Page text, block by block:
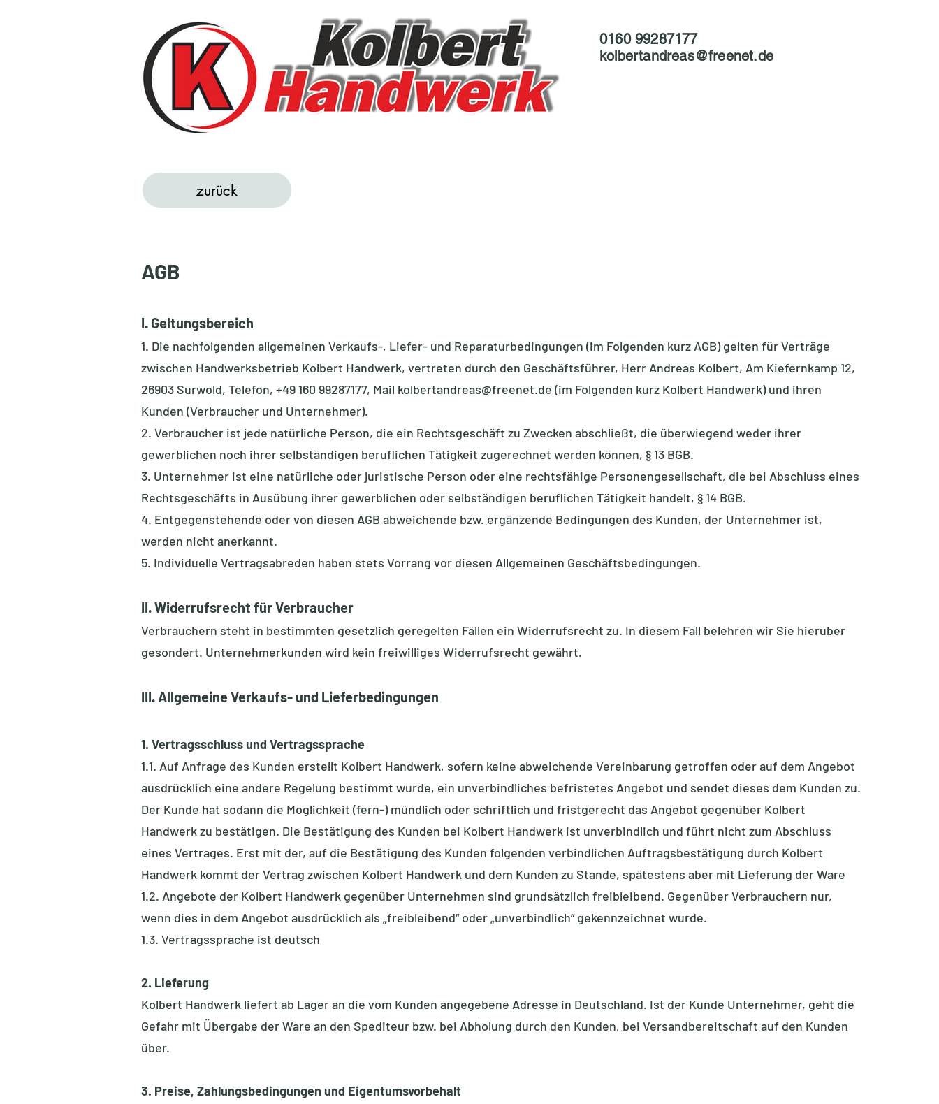
0160 99287177
kolbertandreas@freenet.de
zurück
AGB
I. Geltungsbereich
1. Die nachfolgenden allgemeinen Verkaufs-, Liefer- und Reparaturbedingungen (im Folgenden kurz AGB) gelten für Verträge
zwischen Handwerksbetrieb Kolbert Handwerk, vertreten durch den Geschäftsführer, Herr Andreas Kolbert, Am Kiefernkamp 12,
26903 Surwold, Telefon, +49 160 99287177, Mail kolbertandreas@freenet.de (im Folgenden kurz Kolbert Handwerk) und ihren
Kunden (Verbraucher und Unternehmer).
2. Verbraucher ist jede natürliche Person, die ein Rechtsgeschäft zu Zwecken abschließt, die überwiegend weder ihrer
gewerblichen noch ihrer selbständigen beruflichen Tätigkeit zugerechnet werden können, § 13 BGB.
3. Unternehmer ist eine natürliche oder juristische Person oder eine rechtsfähige Personengesellschaft, die bei Abschluss eines
Rechtsgeschäfts in Ausübung ihrer gewerblichen oder selbständigen beruflichen Tätigkeit handelt, § 14 BGB.
4. Entgegenstehende oder von diesen AGB abweichende bzw. ergänzende Bedingungen des Kunden, der Unternehmer ist,
werden nicht anerkannt.
5. Individuelle Vertragsabreden haben stets Vorrang vor diesen Allgemeinen Geschäftsbedingungen.
II. Widerrufsrecht für Verbraucher
Verbrauchern steht in bestimmten gesetzlich geregelten Fällen ein Widerrufsrecht zu. In diesem Fall belehren wir Sie hierüber
gesondert. Unternehmerkunden wird kein freiwilliges Widerrufsrecht gewährt.
III. Allgemeine Verkaufs- und Lieferbedingungen
1. Vertragsschluss und Vertragssprache
1.1. Auf Anfrage des Kunden erstellt Kolbert Handwerk, sofern keine abweichende Vereinbarung getroffen oder auf dem Angebot
ausdrücklich eine andere Regelung bestimmt wurde, ein unverbindliches befristetes Angebot und sendet dieses dem Kunden zu.
Der Kunde hat sodann die Möglichkeit (fern-) mündlich oder schriftlich und fristgerecht das Angebot gegenüber Kolbert
Handwerk zu bestätigen. Die Bestätigung des Kunden bei Kolbert Handwerk ist unverbindlich und führt nicht zum Abschluss
eines Vertrages. Erst mit der, auf die Bestätigung des Kunden folgenden verbindlichen Auftragsbestätigung durch Kolbert
Handwerk kommt der Vertrag zwischen Kolbert Handwerk und dem Kunden zu Stande, spätestens aber mit Lieferung der Ware
1.2. Angebote der Kolbert Handwerk gegenüber Unternehmen sind grundsätzlich freibleibend. Gegenüber Verbrauchern nur,
wenn dies in dem Angebot ausdrücklich als „freibleibend“ oder „unverbindlich“ gekennzeichnet wurde.
1.3. Vertragssprache ist deutsch
2. Lieferung
Kolbert Handwerk liefert ab Lager an die vom Kunden angegebene Adresse in Deutschland. Ist der Kunde Unternehmer, geht die
Gefahr mit Übergabe der Ware an den Spediteur bzw. bei Abholung durch den Kunden, bei Versandbereitschaft auf den Kunden
über.
3. Preise, Zahlungsbedingungen und Eigentumsvorbehalt